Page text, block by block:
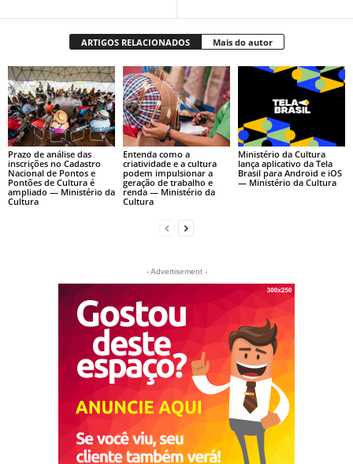
ARTIGOS RELACIONADOS Mais do autor
Prazo de análise das
inscrições no Cadastro
Nacional de Pontos e
Pontões de Cultura é
ampliado — Ministério da
Cultura
Entenda como a
criatividade e a cultura
podem impulsionar a
geração de trabalho e
renda — Ministério da
Cultura
Ministério da Cultura
lança aplicativo da Tela
Brasil para Android e iOS
— Ministério da Cultura
- Advertisement -